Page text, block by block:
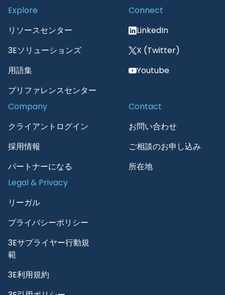
Explore
リソースセンター
3Eソリューションズ
用語集
プリファレンスセンター
Connect
LinkedIn
X (Twitter)
Youtube
Company
クライアントログイン
採用情報
パートナーになる
Contact
お問い合わせ
ご相談のお申し込み
所在地
Legal & Privacy
リーガル
プライバシーポリシー
3Eサプライヤー行動規
範
3E利用規約